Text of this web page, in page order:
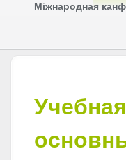
Міжнародная